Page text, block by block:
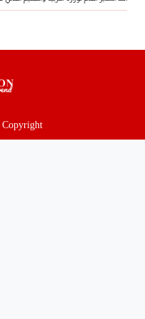
Copyright ترند لبنان © 2026